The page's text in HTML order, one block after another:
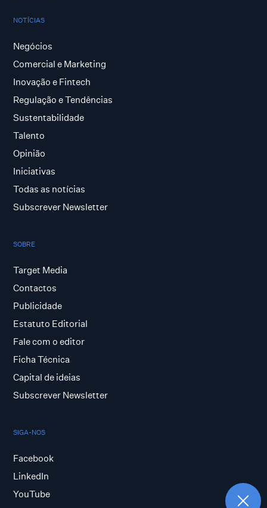
NOTÍCIAS
Negócios
Comercial e Marketing
Inovação e Fintech
Regulação e Tendências
Sustentabilidade
Talento
Opinião
Iniciativas
Todas as notícias
Subscrever Newsletter
SOBRE
Target Media
Contactos
Publicidade
Estatuto Editorial
Fale com o editor
Ficha Técnica
Capital de ideias
Subscrever Newsletter
SIGA-NOS
Facebook
LinkedIn
YouTube